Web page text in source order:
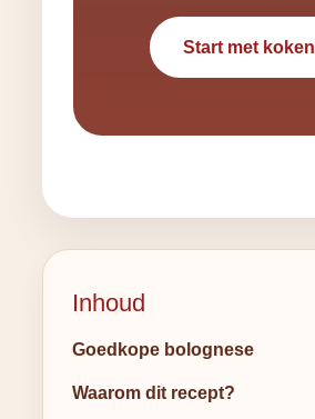
Start met koken
Inhoud
Goedkope bolognese
Waarom dit recept?